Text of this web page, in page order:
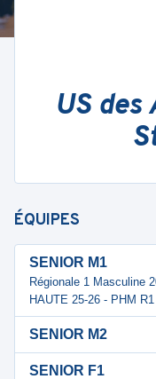
US des
ÉQUIPES
SENIOR M1
Régionale 1 Masculine
HAUTE 25-26 - PHM
SENIOR M2
SENIOR F1